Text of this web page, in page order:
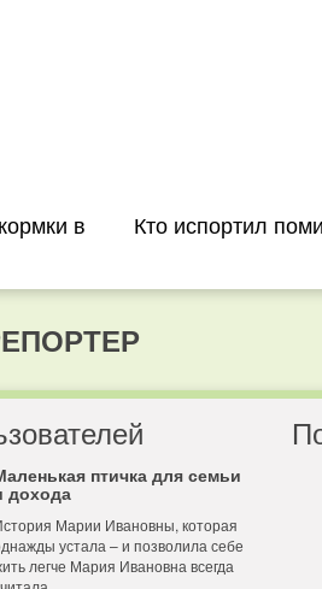
в Кто испортил
птичка для семьи
дохода
Марии Ивановны, которая
устала – и позволила себе
легче Мария Ивановна всегда